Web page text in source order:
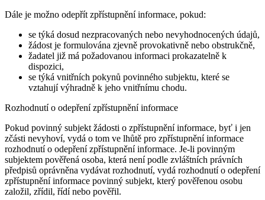
Dále je možno odepřít zpřístupnění informace, pokud:
se týká dosud nezpracovaných nebo nevyhodnocených údajů,
žádost je formulována zjevně provokativně nebo obstrukčně,
žadatel již má požadovanou informaci prokazatelně k
dispozici,
se týká vnitřních pokynů povinného subjektu, které se
vztahují výhradně k jeho vnitřnímu chodu.
Rozhodnutí o odepření zpřístupnění informace
Pokud povinný subjekt žádosti o zpřístupnění informace, byť i jen
zčásti nevyhoví, vydá o tom ve lhůtě pro zpřístupnění informace
rozhodnutí o odepření zpřístupnění informace. Je-li povinným
subjektem pověřená osoba, která není podle zvláštních právních
předpisů oprávněna vydávat rozhodnutí, vydá rozhodnutí o odepření
zpřístupnění informace povinný subjekt, který pověřenou osobu
založil, zřídil, řídí nebo pověřil.